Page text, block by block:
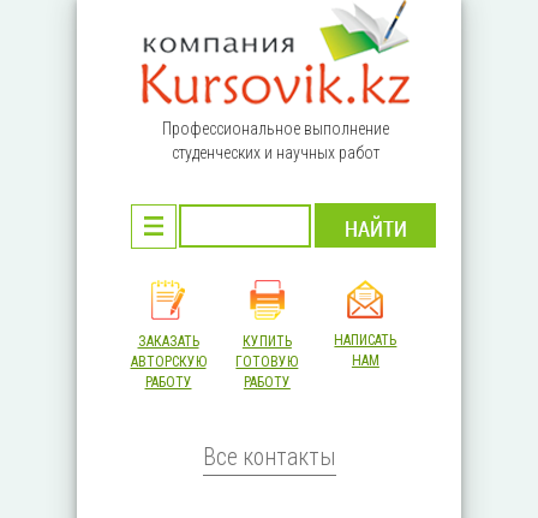
Профессиональное выполнение
студенческих и научных работ
ЗАКАЗАТЬ
АВТОРСКУЮ
РАБОТУ
КУПИТЬ
ГОТОВУЮ
РАБОТУ
НАПИСАТЬ
НАМ
Все контакты